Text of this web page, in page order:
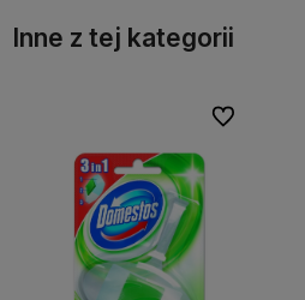
Inne z tej kategorii
Do ulubionych
Do ulubionych